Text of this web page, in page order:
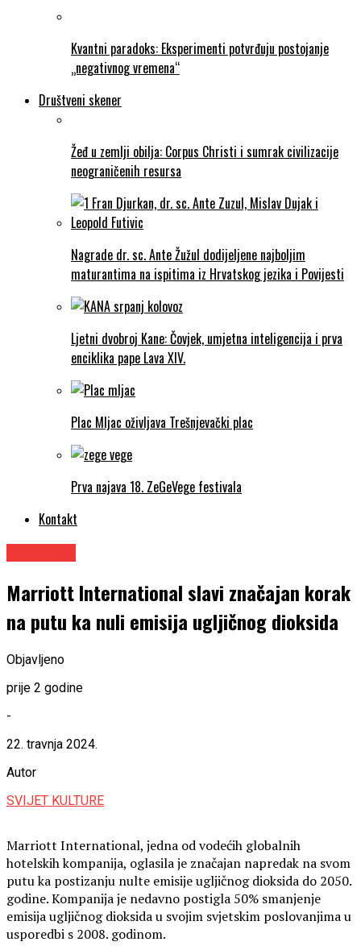
Kvantni paradoks: Eksperimenti potvrđuju postojanje
„negativnog vremena“
Društveni skener
Žeđ u zemlji obilja: Corpus Christi i sumrak civilizacije
neograničenih resursa
Nagrade dr. sc. Ante Žužul dodijeljene najboljim
maturantima na ispitima iz Hrvatskog jezika i Povijesti
Ljetni dvobroj Kane: Čovjek, umjetna inteligencija i prva
enciklika pape Lava XIV.
Plac Mljac oživljava Trešnjevački plac
Prva najava 18. ZeGeVege festivala
Kontakt
Marriott International slavi značajan korak
na putu ka nuli emisija ugljičnog dioksida
Objavljeno
prije 2 godine
-
22. travnja 2024.
Autor
SVIJET KULTURE
Marriott International, jedna od vodećih globalnih
hotelskih kompanija, oglasila je značajan napredak na svom
putu ka postizanju nulte emisije ugljičnog dioksida do 2050.
godine. Kompanija je nedavno postigla 50% smanjenje
emisija ugljičnog dioksida u svojim svjetskim poslovanjima u
usporedbi s 2008. godinom.